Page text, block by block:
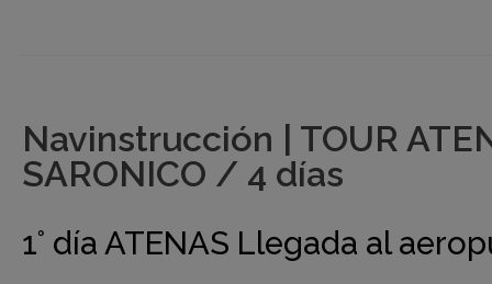
Navinstrucción | TOUR
SARONICO / 4 días
1° día ATENAS Llegada al